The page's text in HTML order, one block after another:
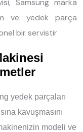
Samsung marka
ve yedek parça
bir servistir
yedek parçaları
kavuşmasını
modeli ve